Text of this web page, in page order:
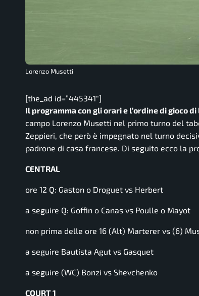
Lorenzo Musetti
[the_ad id=”445341″]
Il programma con gli orari e l’ordine di gioco
campo Lorenzo Musetti nel primo turno del
Zeppieri, che però è impegnato nel turno
padrone di casa francese. Di seguito ecco la
CENTRAL
ore 12 Q: Gaston o Droguet vs Herbert
a seguire Q: Goffin o Canas vs Poulle o Mayot
non prima delle ore 16 (Alt) Marterer vs (6)
a seguire Bautista Agut vs Gasquet
a seguire (WC) Bonzi vs Shevchenko
COURT 1